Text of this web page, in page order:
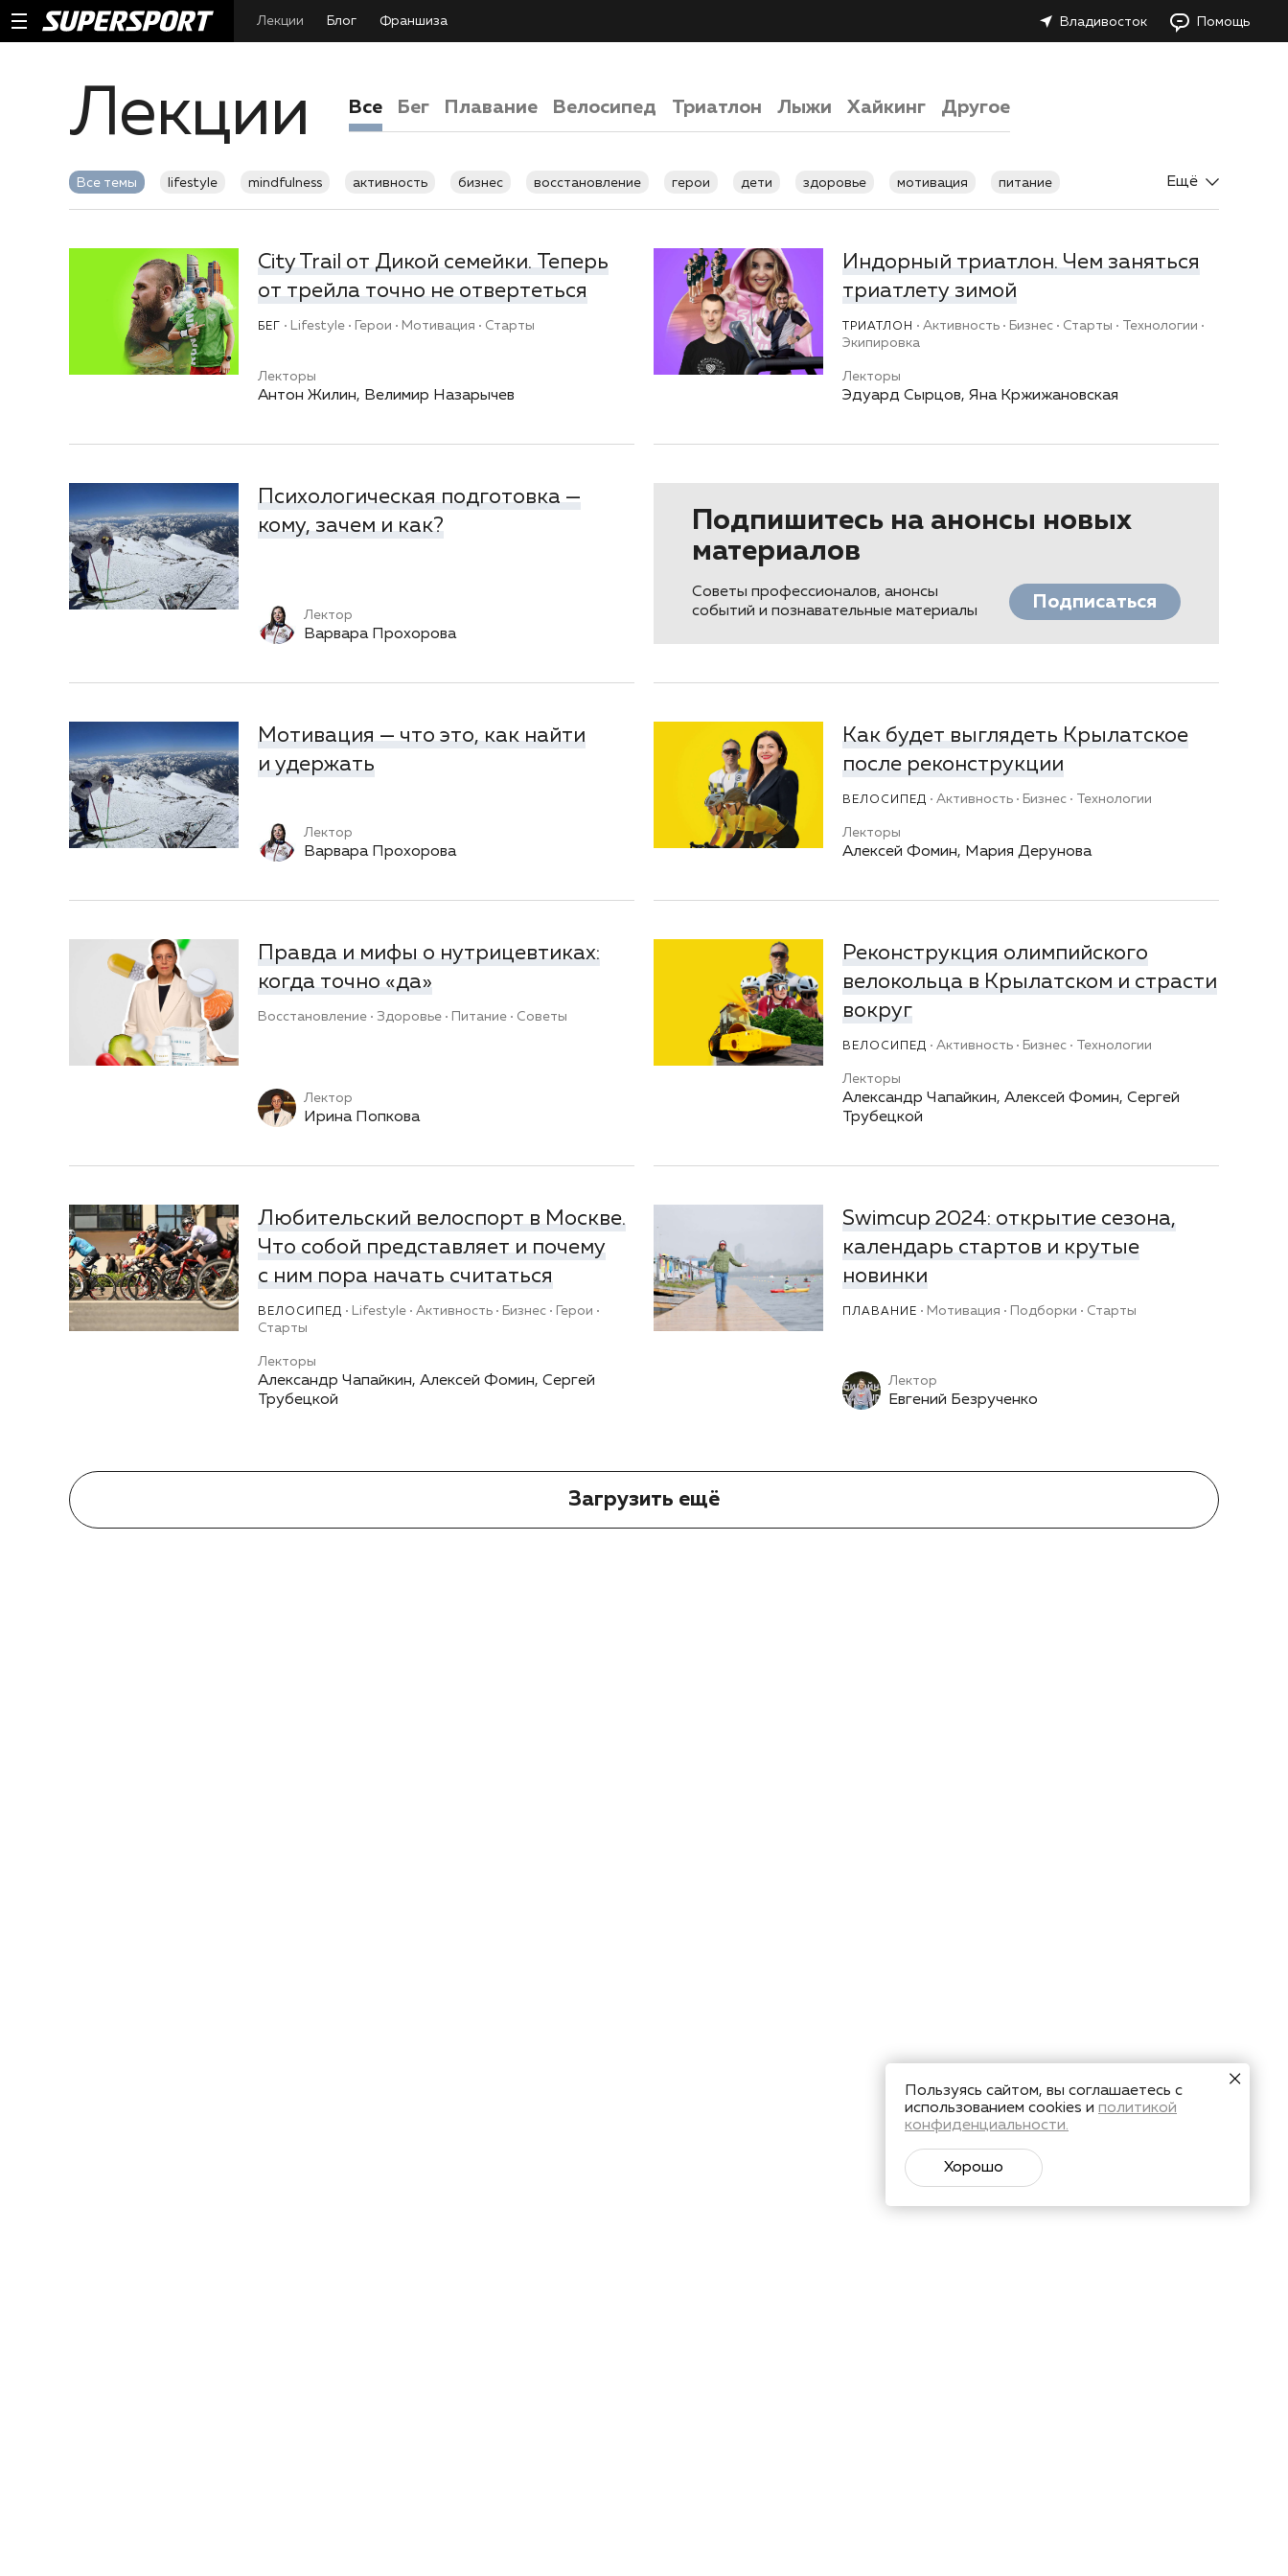
Лекции Блог Франшиза Владивосток Помощь
Лекции Все Бег Плавание Велосипед Триатлон Лыжи Хайкинг Другое
Все темы lifestyle mindfulness активность бизнес восстановление герои дети здоровье мотивация
питание
подборки
советы старты технологии тренировки экипировка
Ещё
City Trail от Дикой семейки. Теперь
от трейла точно не отвертеться
БЕГ Lifestyle Герои Мотивация Старты
Лекторы
Антон Жилин, Велимир Назарычев
Индорный триатлон. Чем заняться
триатлету зимой
ТРИАТЛОН Активность Бизнес Старты
Технологии
Экипировка
Лекторы
Эдуард Сырцов, Яна Кржижановская
Психологическая подготовка —
кому, зачем и как?
Лектор
Варвара Прохорова
Подпишитесь на анонсы новых
материалов
Советы профессионалов, анонсы
событий и познавательные материалы
Подписаться
Мотивация — что это, как найти
и удержать
Лектор
Варвара Прохорова
Как будет выглядеть Крылатское
после реконструкции
ВЕЛОСИПЕД Активность Бизнес Технологии
Лекторы
Алексей Фомин, Мария Дерунова
Правда и мифы о нутрицевтиках:
когда точно «да»
Восстановление Здоровье Питание Советы
Лектор
Ирина Попкова
Реконструкция олимпийского
велокольца в Крылатском и страсти
вокруг
ВЕЛОСИПЕД Активность Бизнес Технологии
Лекторы
Александр Чапайкин, Алексей Фомин, Сергей
Трубецкой
Любительский велоспорт в Москве.
Что собой представляет и почему
с ним пора начать считаться
ВЕЛОСИПЕД Lifestyle Активность Бизнес
Герои
Старты
Лекторы
Александр Чапайкин, Алексей Фомин, Сергей
Трубецкой
Swimcup 2024: открытие сезона,
календарь стартов и крутые
новинки
ПЛАВАНИЕ Мотивация Подборки Старты
Лектор
Евгений Безрученко
Загрузить ещё
Пользуясь сайтом, вы соглашаетесь с
использованием cookies и политикой
конфиденциальности.
Хорошо